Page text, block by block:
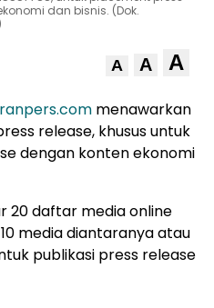
dan bisnis. (Dok.
A A A
menawarkan
release, khusus untuk
dengan konten ekonomi
20 daftar media online
media diantaranya atau
publikasi press release